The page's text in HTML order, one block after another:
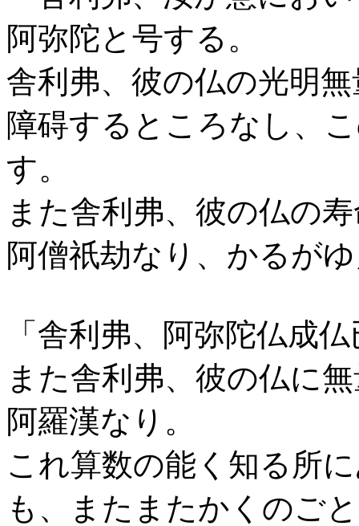
阿弥陀と号する。
舎利弗、彼の仏の光明
障碍するところなし、
す。
また舎利弗、彼の仏の
阿僧祇劫なり、かるが
「舎利弗、阿弥陀仏成
また舎利弗、彼の仏に
阿羅漢なり。
これ算数の能く知る所
も、またまたかくのご